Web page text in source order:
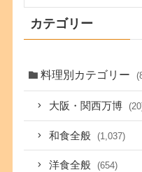
カテゴリー
料理別カテゴリー
大阪・関西万博
和食全般 (1,037)
洋食全般 (654)